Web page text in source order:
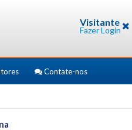
Visitante
Fazer Login
Contate-nos